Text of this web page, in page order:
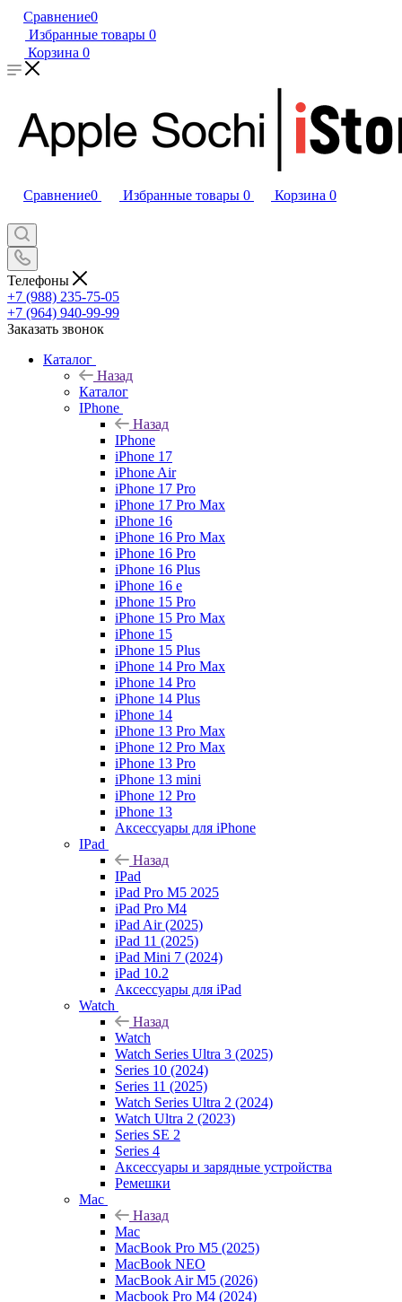
Сравнение0
Избранные товары 0
Корзина 0
Сравнение0 Избранные товары 0 Корзина 0
Телефоны
+7 (988) 235-75-05
+7 (964) 940-99-99
Заказать звонок
Каталог
Назад
Каталог
IPhone
Назад
IPhone
iPhone 17
iPhone Air
iPhone 17 Pro
iPhone 17 Pro Max
iPhone 16
iPhone 16 Pro Max
iPhone 16 Pro
iPhone 16 Plus
iPhone 16 e
iPhone 15 Pro
iPhone 15 Pro Max
iPhone 15
iPhone 15 Plus
iPhone 14 Pro Max
iPhone 14 Pro
iPhone 14 Plus
iPhone 14
iPhone 13 Pro Max
iPhone 12 Pro Max
iPhone 13 Pro
iPhone 13 mini
iPhone 12 Pro
iPhone 13
Аксессуары для iPhone
IPad
Назад
IPad
iPad Pro M5 2025
iPad Pro M4
iPad Air (2025)
iPad 11 (2025)
iPad Mini 7 (2024)
iPad 10.2
Аксессуары для iPad
Watch
Назад
Watch
Watch Series Ultra 3 (2025)
Series 10 (2024)
Series 11 (2025)
Watch Series Ultra 2 (2024)
Watch Ultra 2 (2023)
Series SE 2
Series 4
Аксессуары и зарядные устройства
Ремешки
Mac
Назад
Mac
MacBook Pro M5 (2025)
MacBook NEO
MacBook Air M5 (2026)
Macbook Pro M4 (2024)